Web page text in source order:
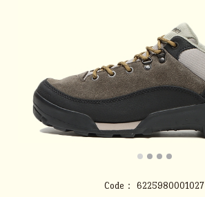
Code：
6225980001027